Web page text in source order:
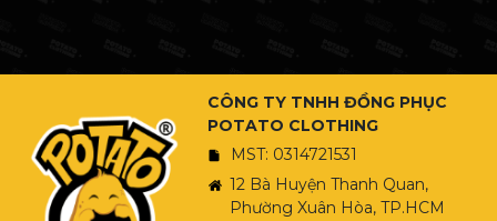
CÔNG TY TNHH ĐỒNG PHỤC
POTATO CLOTHING
MST: 0314721531
12 Bà Huyện Thanh Quan,
Phường Xuân Hòa, TP.HCM